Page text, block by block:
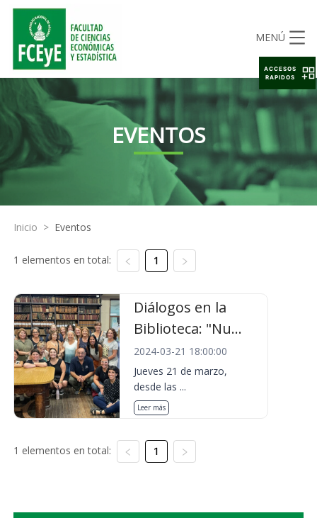
MENÚ
EVENTOS
Inicio > Eventos
1 elementos en total: 1
Diálogos en la
Biblioteca: "Nu...
2024-03-21 18:00:00
Jueves 21 de marzo,
desde las ...
Leer más
1 elementos en total: 1
ACCESOS
RAPIDOS